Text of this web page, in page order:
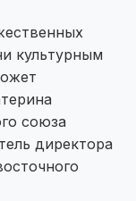
культурным
союза
директора